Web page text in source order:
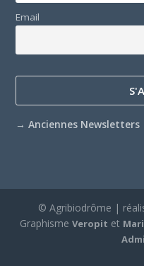
Email
→Anciennes Newsletters
© Agribiodrôme |
Graphisme Veropit et